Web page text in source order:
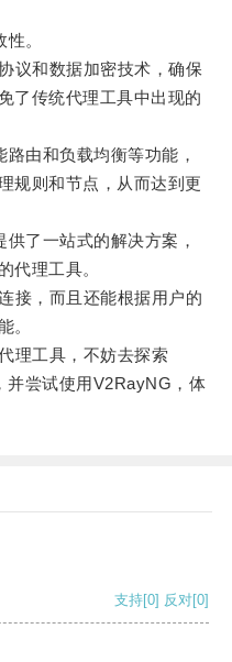
。
和数据加密技术，确保
了传统代理工具中出现的
由和负载均衡等功能，
规则和节点，从而达到更
了一站式的解决方案，
代理工具。
，而且还能根据用户的
。
工具，不妨去探索
并尝试使用V2RayNG，体
支持[0] 反对[0]